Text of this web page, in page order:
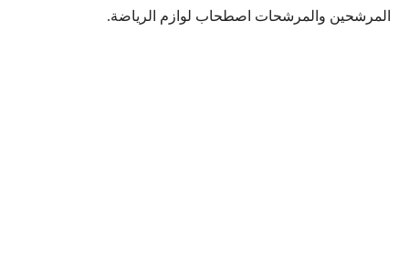
المرشحين والمرشحات اصطحاب لوازم الرياضة.